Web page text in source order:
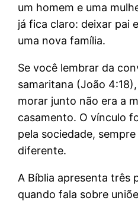
um homem e uma
já fica claro: deixar pai
uma nova família.
Se você lembrar da
samaritana (João
morar junto não era a
casamento. O vínculo
pela sociedade,
diferente.
A Bíblia apresenta três
quando fala sobre